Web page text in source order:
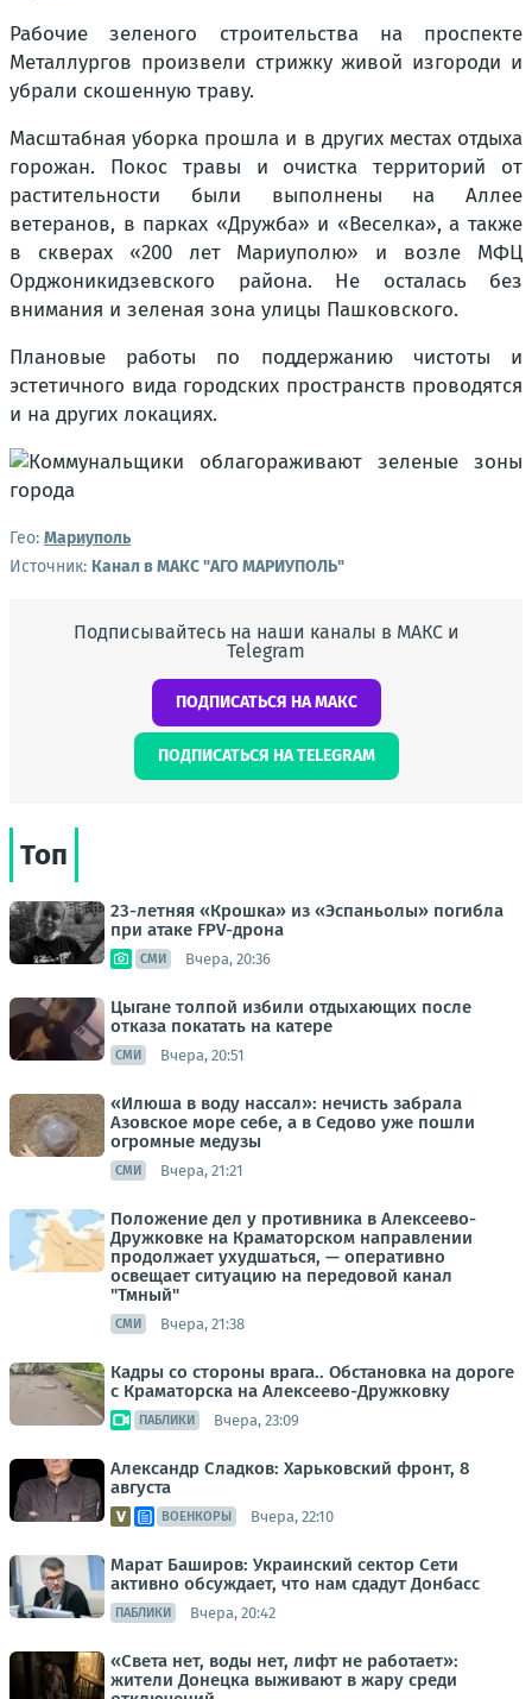
Рабочие зеленого строительства на проспекте
Металлургов произвели стрижку живой изгороди и
убрали скошенную траву.
Масштабная уборка прошла и в других местах отдыха
горожан. Покос травы и очистка территорий от
растительности были выполнены на Аллее
ветеранов, в парках «Дружба» и «Веселка», а также
в скверах «200 лет Мариуполю» и возле МФЦ
Орджоникидзевского района. Не осталась без
внимания и зеленая зона улицы Пашковского.
Плановые работы по поддержанию чистоты и
эстетичного вида городских пространств проводятся
и на других локациях.
Гео: Мариуполь
Источник: Канал в МАКС "АГО МАРИУПОЛЬ"
Подписывайтесь на наши каналы в МАКС и
Telegram
ПОДПИСАТЬСЯ НА МАКС
ПОДПИСАТЬСЯ НА TELEGRAM
Топ
23-летняя «Крошка» из «Эспаньолы» погибла
при атаке FPV-дрона
СМИ Вчера, 20:36
Цыгане толпой избили отдыхающих после
отказа покатать на катере
СМИ Вчера, 20:51
«Илюша в воду нассал»: нечисть забрала
Азовское море себе, а в Седово уже пошли
огромные медузы
СМИ Вчера, 21:21
Положение дел у противника в Алексеево-
Дружковке на Краматорском направлении
продолжает ухудшаться, — оперативно
освещает ситуацию на передовой канал
"Тмный"
СМИ Вчера, 21:38
Кадры со стороны врага.. Обстановка на дороге
с Краматорска на Алексеево-Дружковку
ПАБЛИКИ Вчера, 23:09
Александр Сладков: Харьковский фронт, 8
августа
ВОЕНКОРЫ Вчера, 22:10
Марат Баширов: Украинский сектор Сети
активно обсуждает, что нам сдадут Донбасс
ПАБЛИКИ Вчера, 20:42
«Света нет, воды нет, лифт не работает»:
жители Донецка выживают в жару среди